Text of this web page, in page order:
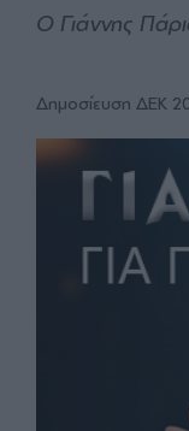
Ο Γιάννης
Δημοσίευση ΔΕΚ